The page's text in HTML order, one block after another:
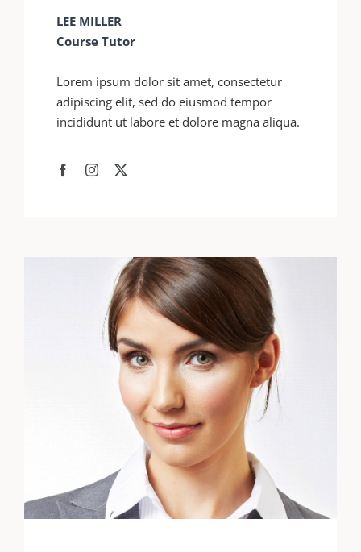
LEE MILLER
Course Tutor
Lorem ipsum dolor sit amet, consectetur
adipiscing elit, sed do eiusmod tempor
incididunt ut labore et dolore magna aliqua.